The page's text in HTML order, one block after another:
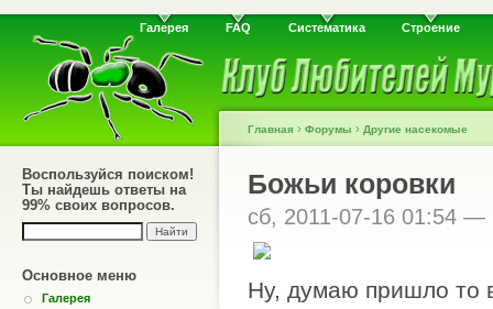
Галерея FAQ Систематика Строение
Воспользуйся поиском!
Ты найдешь ответы на
99% своих вопросов.
Основное меню
Галерея
Главная › Форумы › Другие насекомые
Божьи коровки
сб, 2011-07-16 01:54 —
Ну, думаю пришло то